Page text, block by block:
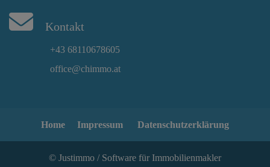
Kontakt
+43 68110678605
office@chimmo.at
Home Impressum Datenschutzerklärung
© Justimmo / Software für Immobilienmakler